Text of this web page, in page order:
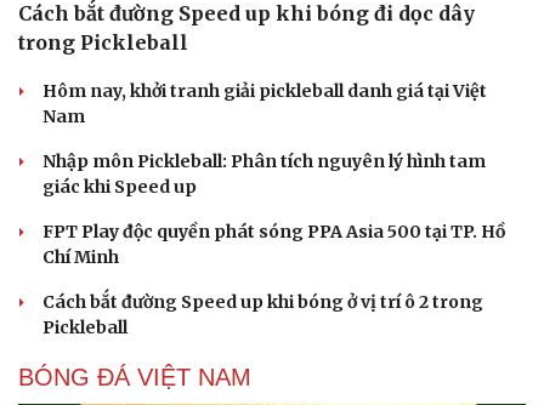
Cách bắt đường Speed up khi bóng đi dọc dây
trong Pickleball
Hôm nay, khởi tranh giải pickleball danh giá tại Việt
Nam
Nhập môn Pickleball: Phân tích nguyên lý hình tam
giác khi Speed up
FPT Play độc quyền phát sóng PPA Asia 500 tại TP. Hồ
Chí Minh
Cách bắt đường Speed up khi bóng ở vị trí ô 2 trong
Pickleball
BÓNG ĐÁ VIỆT NAM